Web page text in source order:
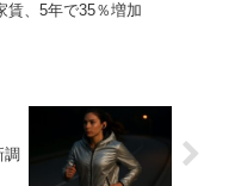
賃、5年で35％増加
調